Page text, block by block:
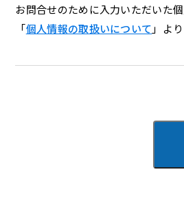
お問合せのために入力いただいた
「個人情報の取扱いについて 」よ